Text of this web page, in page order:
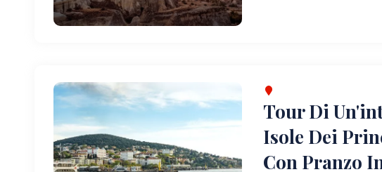
Tour Di
Isole Dei
Con Pranzo